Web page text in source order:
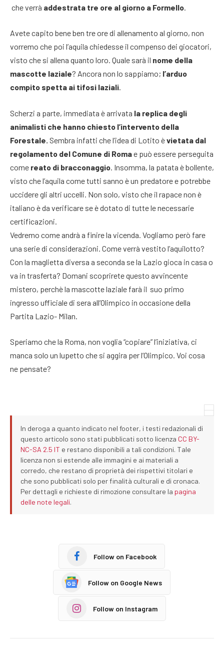
che verrà addestrata tre ore al giorno a Formello
Avete capito bene ben tre ore di allenamento al giorno, non
vorremo che poi l’aquila chiedesse il compenso dei giocatori,
visto che si allena quanto loro. Quale sarà il nome della
mascotte laziale? Ancora non lo sappiamo; l’arduo
compito spetta ai tifosi laziali.
Scherzi a parte, immediata è arrivata la replica degli
animalisti che hanno chiesto l’intervento della
Forestale. Sembra infatti che l’idea di Lotito èvietata dal
regolamento del Comune di Romae può essere perseguita
come reato di bracconaggio . Insomma, la patata è bollente,
visto che l’aquila come tutti sanno è un predatore e potrebbe
uccidere gli altri uccelli. Non solo, visto che il rapace non è
italiano è da verificare se è dotato di tutte le necessarie
certificazioni.
Vedremo come andrà a finire la vicenda. Vogliamo però fare
una serie di considerazioni. Come verrà vestito l’aquilotto?
Con la maglietta diversa a seconda se la Lazio gioca in casa o
va in trasferta? Domani scoprirete questo avvincente
mistero, perchè la mascotte laziale farà il suo primo
ingresso ufficiale di sera all’Olimpico in occasione della
Partita Lazio- Milan.
Speriamo che la Roma, non voglia “copiare” l’iniziativa, ci
manca solo un lupetto che si aggira per l’Olimpico. Voi cosa
ne pensate?
In deroga a quanto indicato nel footer, i testi redazionali di
questo articolo sono stati pubblicati sotto licenza CC BY-
NC-SA 2.5 IT e restano disponibili a tali condizioni. Tale
licenza non si estende alle immagini e ai materiali a
corredo, che restano di proprietà dei rispettivi titolari e
che sono pubblicati solo per finalità culturali e di cronaca.
Per dettagli e richieste di rimozione consultare la pagina
delle note legali.
Follow on Facebook
Follow on Google News
Follow on Instagram